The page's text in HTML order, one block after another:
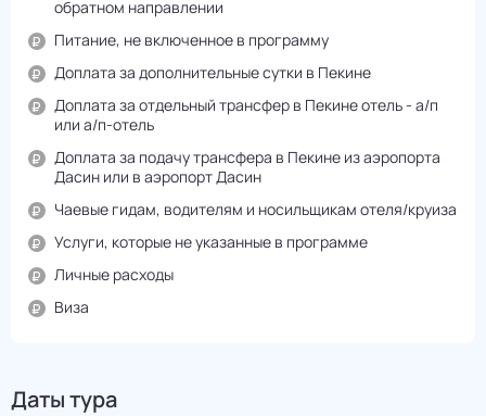
обратном направлении
Питание, не включенное в программу
Доплата за дополнительные сутки в Пекине
Доплата за отдельный трансфер в Пекине отель - а/п
или а/п-отель
Доплата за подачу трансфера в Пекине из аэропорта
Дасин или в аэропорт Дасин
Чаевые гидам, водителям и носильщикам отеля/круиза
Услуги, которые не указанные в программе
Личные расходы
Виза
Даты тура